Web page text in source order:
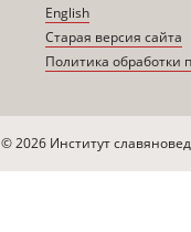
English
Старая версия сайта
Политика обработки
© 2026 Институт